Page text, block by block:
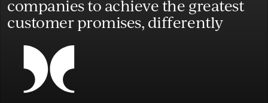
companies to achieve the greatest
customer promises, differently